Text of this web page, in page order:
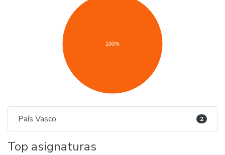
100%
País Vasco 2
Top asignaturas